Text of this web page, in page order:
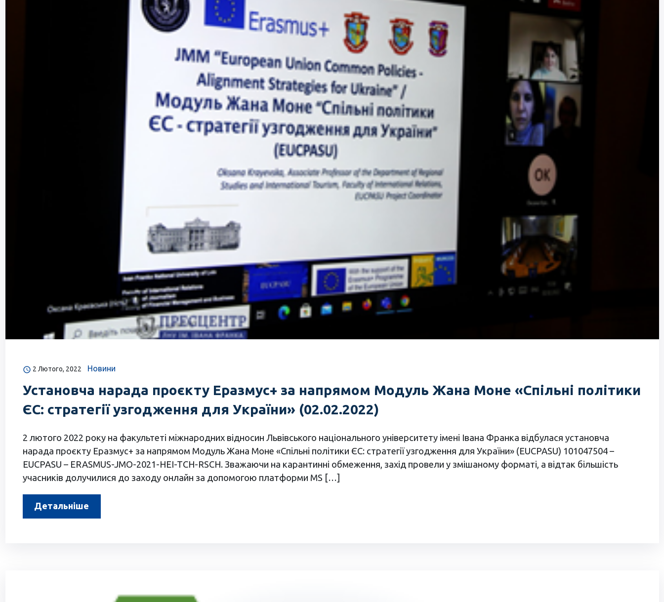
2 Лютого, 2022 Новини
Установча нарада проєкту Еразмус+ за напрямом Модуль Жана Моне «Спільні політики
ЄС: стратегії узгодження для України» (02.02.2022)
2 лютого 2022 року на факультеті міжнародних відносин Львівського національного університету імені Івана Франка відбулася установча
нарада проєкту Еразмус+ за напрямом Модуль Жана Моне «Спільні політики ЄС: стратегії узгодження для України» (EUCPASU) 101047504 –
EUCPASU – ERASMUS-JMO-2021-HEI-TCH-RSCH. Зважаючи на карантинні обмеження, захід провели у змішаному форматі, а відтак більшість
учасників долучилися до заходу онлайн за допомогою платформи MS […]
Детальніше